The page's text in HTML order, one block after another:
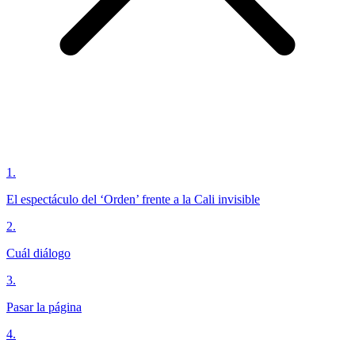
1 .
El espectáculo del ‘Orden’ frente a la Cali invisible
2.
Cuál diálogo
3.
Pasar la página
4.